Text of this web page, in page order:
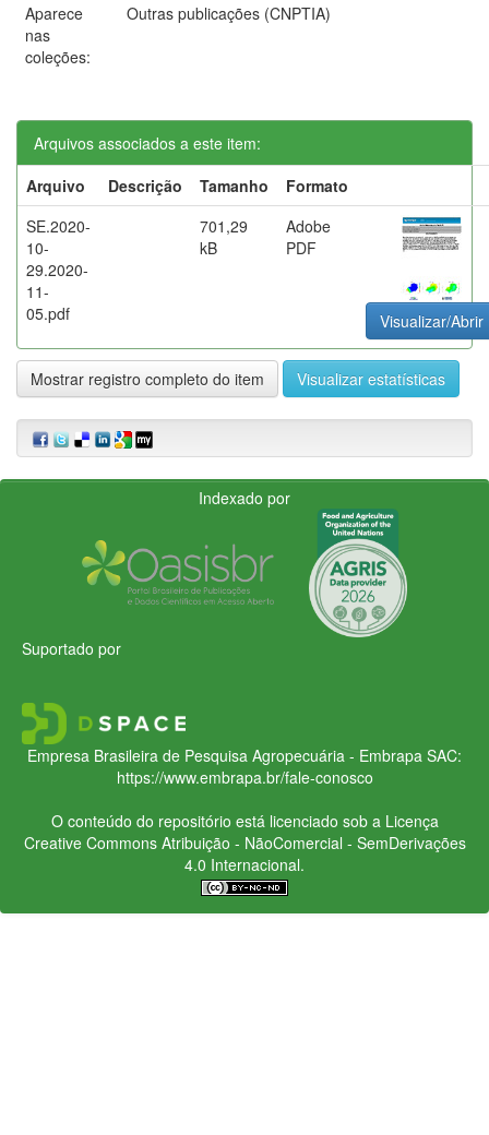
Aparece
nas
coleções:
Outras publicações (CNPTIA)
Arquivos associados a este item:
Arquivo
Descrição Tamanho
Formato
SE.2020-
10-
29.2020-
11-
05.pdf
701,29
kB
Adobe
PDF
Visualizar/Abrir
Mostrar registro completo do item Visualizar estatísticas
Indexado por
Suportado por
Empresa Brasileira de Pesquisa Agropecuária - Embrapa SAC:
https://www.embrapa.br/fale-conosco
O conteúdo do repositório está licenciado sob a Licença
Creative CommonsAtribuição - NãoComercial - SemDerivações
4.0 Internacional.